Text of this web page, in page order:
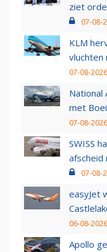
ziet
07-08-
KLM
vluchten
07-08-
National
met
07-08-
SWISS
afscheid
07-08-
easyJet
06-08-
Apollo